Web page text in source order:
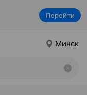
Перейти
Минск